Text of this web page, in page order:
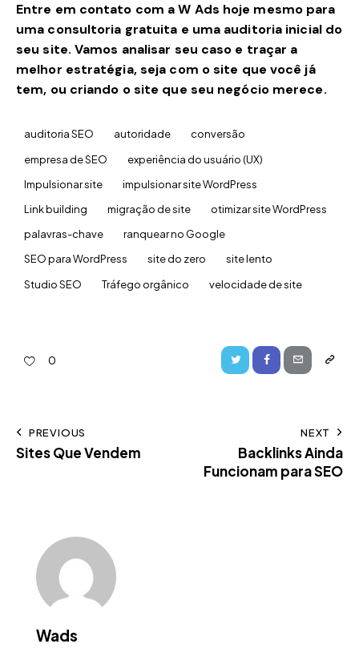
Entre em contato com a W Ads hoje mesmo para
uma consultoria gratuita e uma auditoria inicial do
seu site. Vamos analisar seu caso e traçar a
melhor estratégia, seja com o site que você já
tem, ou criando o site que seu negócio merece.
auditoria SEO autoridade
conversão
empresa de SEO
experiência do usuário (UX)
Impulsionar site
impulsionar site WordPress
Link building
migração de site
otimizar site WordPress
palavras-chave
ranquear no Google
SEO para WordPress
site do zero
site lento
Studio SEO
Tráfego orgânico velocidade de site
0
PREVIOUS
Sites Que Vendem
NEXT
Backlinks Ainda
Funcionam para SEO
Wads